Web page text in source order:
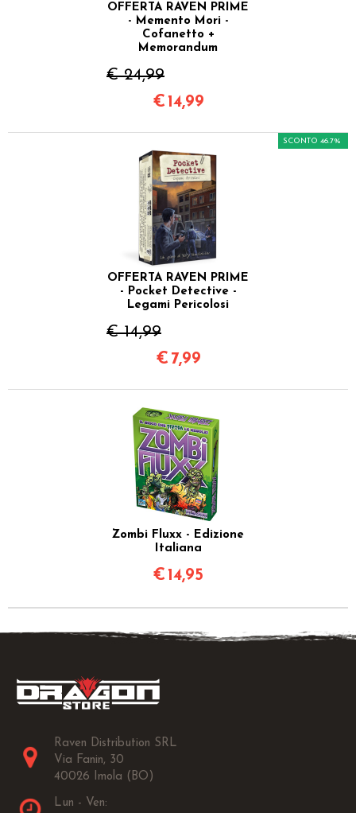
OFFERTA RAVEN PRIME
- Memento Mori -
Cofanetto +
Memorandum
€ 24,99
€ 14,99
OFFERTA RAVEN PRIME
- Pocket Detective -
Legami Pericolosi
€ 14,99
SCONTO 46.7%
€ 7,99
Zombi Fluxx - Edizione
Italiana
€ 14,95
Raven Distribution SRL
Via Fanin, 30
40026 Imola (BO)
Lun - Ven: